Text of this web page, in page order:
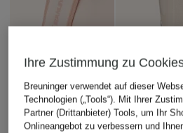
Ihre Zustimmung zu
Breuninger verwendet auf dieser
Technologien („Tools“). Mit Ihrer
Partner (Drittanbieter) Tools, um Ihr
Onlineangebot zu verbessern und